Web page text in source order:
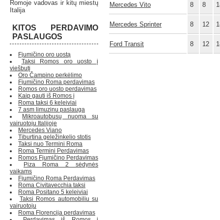
Mercedes Vito 8 8
Mercedes Sprinter 8 12
Ford Transit 8 12
Romoje vadovas ir kitų miestų
Italija
KITOS PERDAVIMO
PASLAUGOS
Fjumičino oro uostą
Taksi Romos oro uosto į
viešbutį
Oro Čampino perkėlimo
Fjumičino Roma perdavimas
Romos oro uosto perdavimas
Kaip gauti iš Romos į
Roma taksi 6 keleiviai
7 asm limuzinu paslauga
Mikroautobusų nuoma su
vairuotoju Italijoje
Mercedes Viano
Tiburtina geležinkelio stotis
Taksi nuo Termini Roma
Roma Termini Perdavimas
Romos Fjumičino Perdavimas
Piza Roma 2 sėdynės
vaikams
Fjumičino Roma Perdavimas
Roma Civitavecchia taksi
Roma Positano 5 keleiviai
Taksi Romos automobiliu su
vairuotoju
Roma Florencija perdavimas